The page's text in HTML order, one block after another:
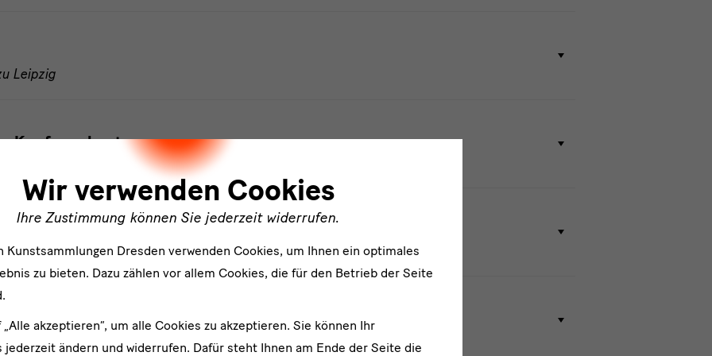
Leipzig
Kopf geschaut
Leipzig
bis 1800
bis 1800
Wir verwenden Cookies
Ihre Zustimmung können Sie jederzeit widerrufen.
Kunstsammlungen Dresden verwenden Cookies, um Ihnen ein optimales
zu bieten. Dazu zählen vor allem Cookies, die für den Betrieb der Seite
akzeptieren“, um alle Cookies zu akzeptieren. Sie können Ihr
jederzeit ändern und widerrufen. Dafür steht Ihnen am Ende der Seite die